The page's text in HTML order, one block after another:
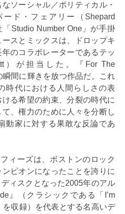
ソーシャル／ポリティカル・
ド・フェアリー（Shepard
Studio Number One」が手掛
スとミックスは、ドロップキ
のコラボレーターであるテッ
）が担当した。『For The
間に輝きを放つ作品だ。これ
時代における人間らしさの表
る希望の約束、分裂の時代に
、権力のために人々を分断し
動家に対する果敢な反論であ
ィーズは、ボストンのロック
ピオンになったことを誇りに
ィスクとなった2005年のアル
』（クラシックである「I’m
を収録）を代表とする名高いデ